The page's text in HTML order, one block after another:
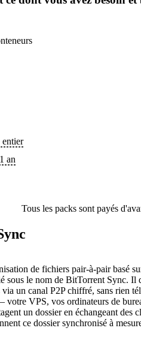
entier
an
Tous les packs sont payés
de fichiers pair-à-pair basé
sous le nom de BitTorrent Sync. Il
un canal P2P chiffré, sans rien
VPS, vos ordinateurs de
un dossier en échangeant des
ce dossier synchronisé à